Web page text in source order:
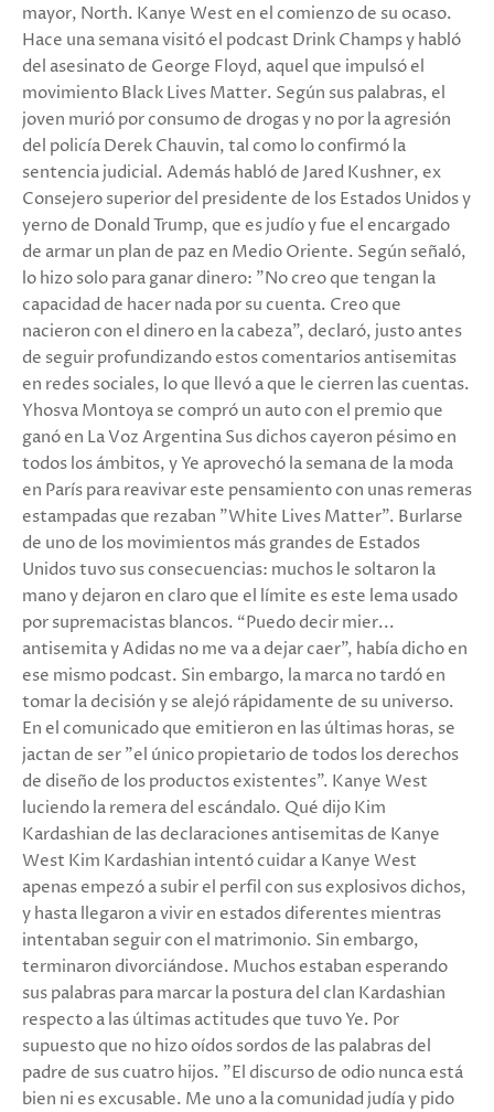
mayor, North. Kanye West en el comienzo de su ocaso.
Hace una semana visitó el podcast Drink Champs y habló
del asesinato de George Floyd, aquel que impulsó el
movimiento Black Lives Matter. Según sus palabras, el
joven murió por consumo de drogas y no por la agresión
del policía Derek Chauvin, tal como lo confirmó la
sentencia judicial. Además habló de Jared Kushner, ex
Consejero superior del presidente de los Estados Unidos y
yerno de Donald Trump, que es judío y fue el encargado
de armar un plan de paz en Medio Oriente. Según señaló,
lo hizo solo para ganar dinero: "No creo que tengan la
capacidad de hacer nada por su cuenta. Creo que
nacieron con el dinero en la cabeza", declaró, justo antes
de seguir profundizando estos comentarios antisemitas
en redes sociales, lo que llevó a que le cierren las cuentas.
Yhosva Montoya se compró un auto con el premio que
ganó en La Voz Argentina Sus dichos cayeron pésimo en
todos los ámbitos, y Ye aprovechó la semana de la moda
en París para reavivar este pensamiento con unas remeras
estampadas que rezaban "White Lives Matter". Burlarse
de uno de los movimientos más grandes de Estados
Unidos tuvo sus consecuencias: muchos le soltaron la
mano y dejaron en claro que el límite es este lema usado
por supremacistas blancos. “Puedo decir mier...
antisemita y Adidas no me va a dejar caer”, había dicho en
ese mismo podcast. Sin embargo, la marca no tardó en
tomar la decisión y se alejó rápidamente de su universo.
En el comunicado que emitieron en las últimas horas, se
jactan de ser "el único propietario de todos los derechos
de diseño de los productos existentes". Kanye West
luciendo la remera del escándalo. Qué dijo Kim
Kardashian de las declaraciones antisemitas de Kanye
West Kim Kardashian intentó cuidar a Kanye West
apenas empezó a subir el perfil con sus explosivos dichos,
y hasta llegaron a vivir en estados diferentes mientras
intentaban seguir con el matrimonio. Sin embargo,
terminaron divorciándose. Muchos estaban esperando
sus palabras para marcar la postura del clan Kardashian
respecto a las últimas actitudes que tuvo Ye. Por
supuesto que no hizo oídos sordos de las palabras del
padre de sus cuatro hijos. "El discurso de odio nunca está
bien ni es excusable. Me uno a la comunidad judía y pido